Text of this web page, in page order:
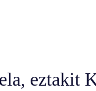
eztakit